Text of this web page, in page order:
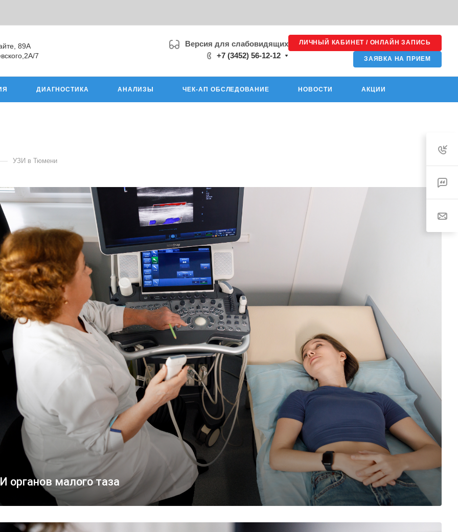
89А
7
Версия для слабовидящих
+7 (3452) 56-12-12
ЛИЧНЫЙ КАБИНЕТ / ОНЛАЙН ЗАПИСЬ
ЗАЯВКА НА ПРИЕМ
ДИАГНОСТИКА АНАЛИЗЫ ЧЕК-АП ОБСЛЕДОВАНИЕ НОВОСТИ АКЦИИ
— УЗИ в Тюмени
органов малого таза